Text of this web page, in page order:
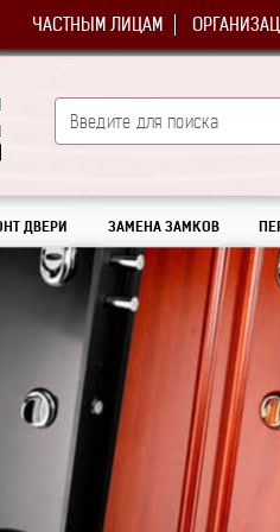
ЧАСТНЫМ ЛИЦАМ
ДВЕРИ ЗАМЕНА ЗАМКОВ